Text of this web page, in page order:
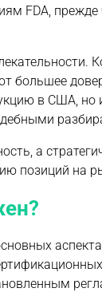
FDA,
в США,
а
позиций на